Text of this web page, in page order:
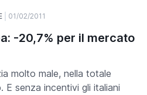
01/02/2011
-20,7% per il mercato
molto male, nella totale
E senza incentivi gli italiani